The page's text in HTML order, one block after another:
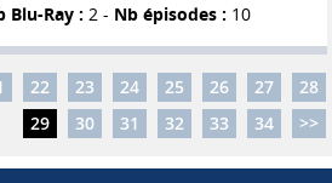
Blu-Ray : 2 - Nb épisodes : 10
22 23 24 25 26 27
28
29
30 31 32 33 34 >>